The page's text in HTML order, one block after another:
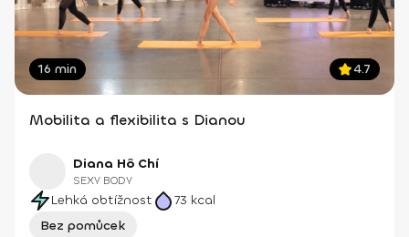
16 min 4.7
Mobilita a flexibilita s Dianou
Diana Hô Chí
SEXY BODY
Lehká obtížnost 73 kcal
Bez pomůcek